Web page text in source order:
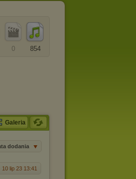
854
0
Galeria
dodania
10 lip 23 13:41